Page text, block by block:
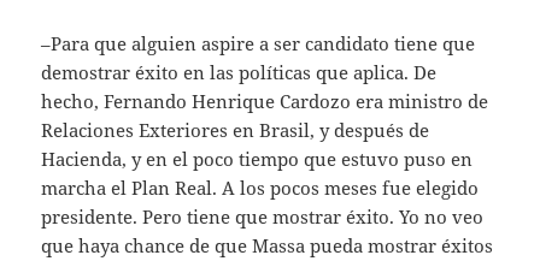
–Para que alguien aspire a ser candidato tiene que
demostrar éxito en las políticas que aplica. De
hecho, Fernando Henrique Cardozo era ministro de
Relaciones Exteriores en Brasil, y después de
Hacienda, y en el poco tiempo que estuvo puso en
marcha el Plan Real. A los pocos meses fue elegido
presidente. Pero tiene que mostrar éxito. Yo no veo
que haya chance de que Massa pueda mostrar éxitos